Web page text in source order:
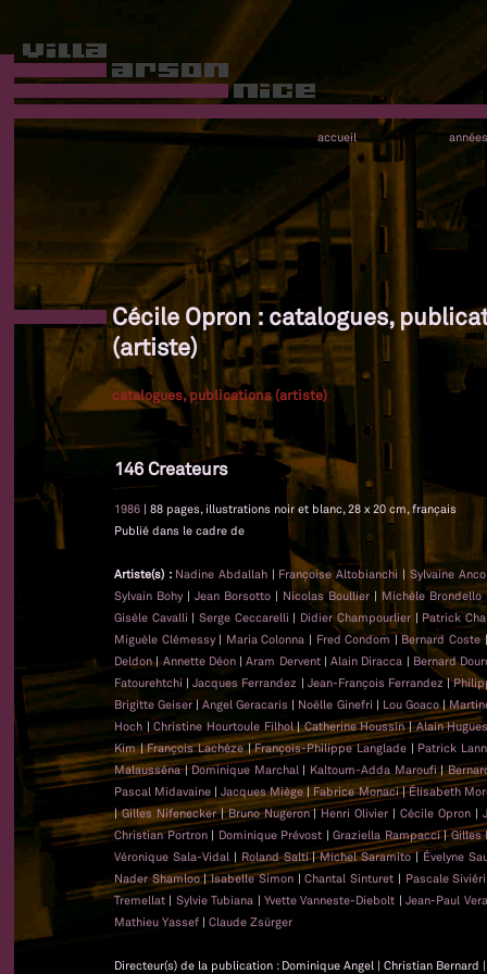
accueil années
Cécile Opron : catalogues,
(artiste)
catalogues, publications (artiste)
146 Createurs
1986 | 88 pages, illustrations noir et blanc, 28 x 20 cm, français
Publié dans le cadre de
Artiste(s) : Nadine Abdallah| Françoise Altobianchi |Sylvaine
Sylvain Bohy| Jean Borsotto | Nicolas Boullier | Michèle Brondello
Gisèle Cavalli |Serge Ceccarelli | Didier Champourlier| Patrick
Miguèle Clémessy| Maria Colonna | Fred Condom|Bernard Coste
Deldon|Annette Déon|Aram Dervent|Alain Diracca | Bernard
Fatourehtchi |Jacques Ferrandez | Jean-François Ferrandez|
Brigitte Geiser|Angel Geracaris | Noëlle Ginefri | Lou Goaco|
Hoch |Christine Hourtoule Filhol|Catherine Houssin|Alain
Kim|François Lachéze|François-Philippe Langlade| Patrick
Malausséna|Dominique Marchal | Kaltoum-Adda Maroufi|
Pascal Midavaine |Jacques Miège|Fabrice Monaci|Élisabeth
|Gilles Nifenecker|Bruno Nugeron|Henri Olivier |Cécile Opron|
Christian Portron| Dominique Prévost |Graziella Rampacci|Gilles
Véronique Sala-Vidal | Roland Salti|Michel Saramito|Évelyne
Nader Shamloo|Isabelle Simon|Chantal Sinturet | Pascale Siviéri
Tremellat | Sylvie Tubiana | Yvette Vanneste-Diebolt |Jean-Paul
Mathieu Yassef | Claude Zsürger
Directeur(s) de la publication : Dominique Angel | Christian